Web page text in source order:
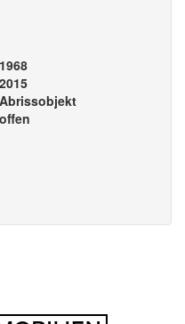
1968
2015
Abrissobjekt
offen